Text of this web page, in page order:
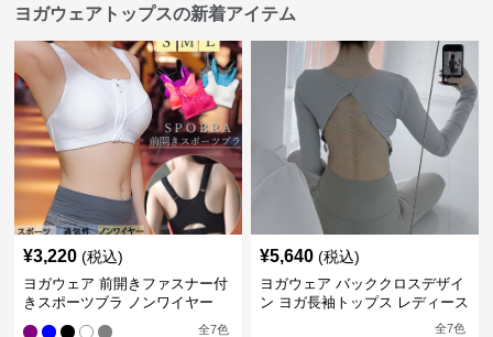
ヨガウェアトップスの新着アイテム
¥3,220 (税込)
ヨガウェア 前開きファスナー付
きスポーツブラ ノンワイヤー
全7色
¥5,640 (税込)
ヨガウェア バッククロスデザイ
ン ヨガ長袖トップス レディース
全7色